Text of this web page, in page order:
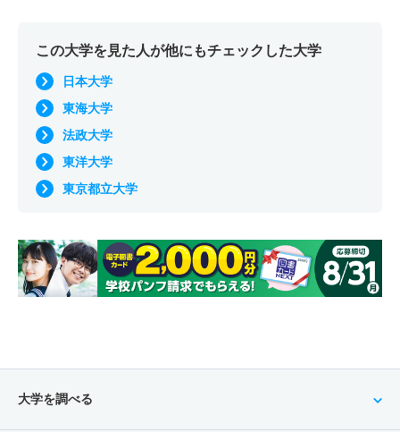
この大学を見た人が他にもチェックした大学
日本大学
東海大学
法政大学
東洋大学
東京都立大学
大学を調べる